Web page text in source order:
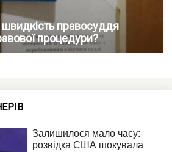
швидкість правосуддя
процедури?